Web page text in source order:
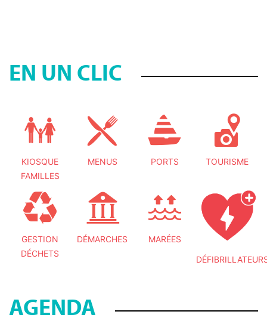
EN UN CLIC
KIOSQUE
FAMILLES
MENUS PORTS TOURISME
GESTION
DÉCHETS
DÉMARCHES MARÉES
AGENDA